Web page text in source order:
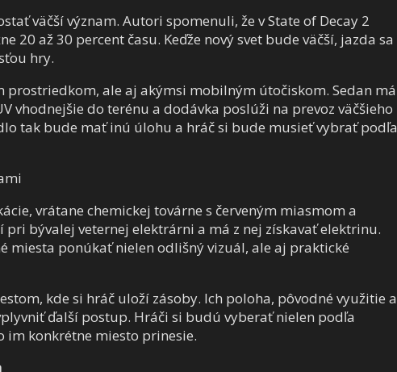
väčší význam. Autori spomenuli, že v State of Decay 2
20 až 30 percent času. Keďže nový svet bude väčší, jazda sa
hry.
ale aj akýmsi mobilným útočiskom. Sedan má
vhodnejšie do terénu a dodávka poslúži na prevoz väčšieho
tak bude mať inú úlohu a hráč si bude musieť vybrať podľa
vrátane chemickej továrne s červeným miasmom a
pri bývalej veternej elektrárni a má z nej získavať elektrinu.
miesta ponúkať nielen odlišný vizuál, ale aj praktické
kde si hráč uloží zásoby. Ich poloha, pôvodné využitie a
ďalší postup. Hráči si budú vyberať nielen podľa
im konkrétne miesto prinesie.